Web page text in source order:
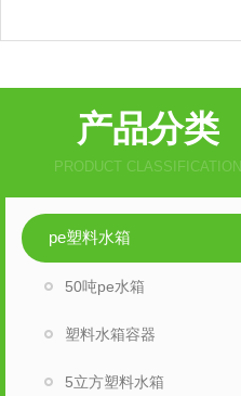
产品分类
PRODUCT CLASSIFICATION
pe塑料水箱
50吨pe水箱
塑料水箱容器
5立方塑料水箱